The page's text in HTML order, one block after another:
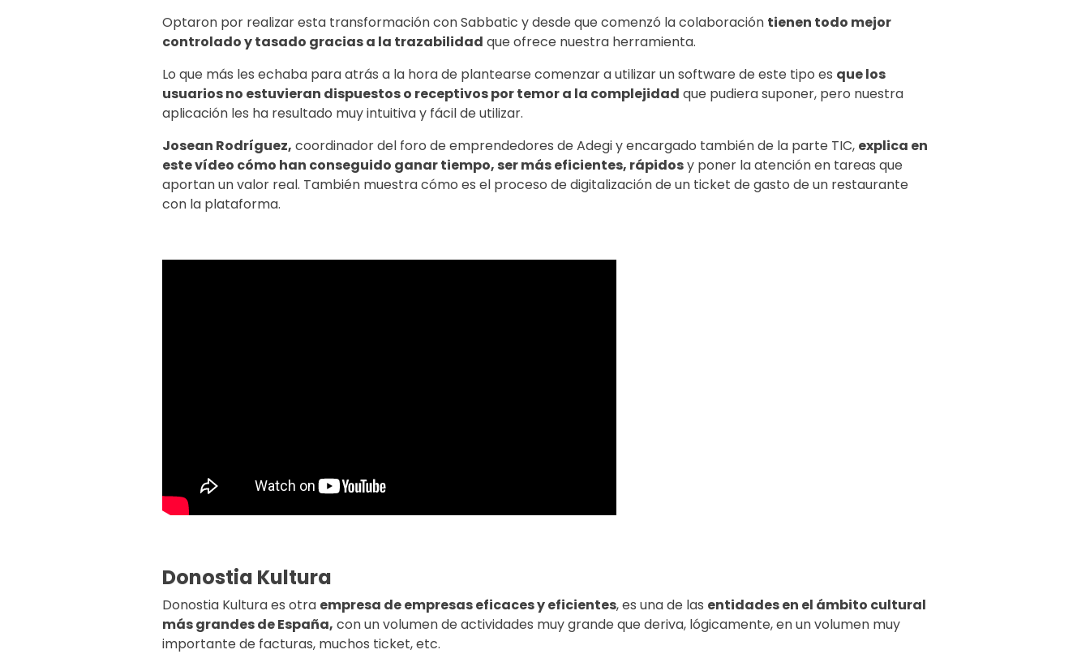
Optaron por realizar esta transformación con Sabbatic y desde que comenzó la colaboración tienen todo mejor
controlado y tasado gracias a la trazabilidad que ofrece nuestra herramienta.
Lo que más les echaba para atrás a la hora de plantearse comenzar a utilizar un software de este tipo es que los
usuarios no estuvieran dispuestos o receptivos por temor a la complejidad que pudiera suponer, pero nuestra
aplicación les ha resultado muy intuitiva y fácil de utilizar.
Josean Rodríguez, coordinador del foro de emprendedores de Adegi y encargado también de la parte TIC, explica en
este vídeo cómo han conseguido ganar tiempo, ser más eficientes, rápidosy poner la atención en tareas que
aportan un valor real. También muestra cómo es el proceso de digitalización de un ticket de gasto de un restaurante
con la plataforma.
Donostia Kultura
Donostia Kultura es otra empresa de empresas eficaces y eficientes, es una de las entidades en el ámbito cultural
más grandes de España, con un volumen de actividades muy grande que deriva, lógicamente, en un volumen muy
importante de facturas, muchos ticket, etc.